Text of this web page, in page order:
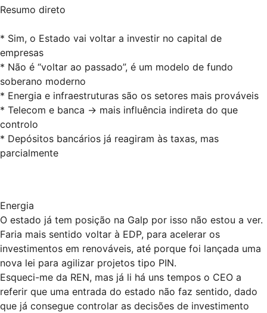
Resumo direto
* Sim, o Estado vai voltar a investir no capital de
empresas
* Não é “voltar ao passado”, é um modelo de fundo
soberano moderno
* Energia e infraestruturas são os setores mais prováveis
* Telecom e banca → mais influência indireta do que
controlo
* Depósitos bancários já reagiram às taxas, mas
parcialmente
Energia
O estado já tem posição na Galp por isso não estou a ver.
Faria mais sentido voltar à EDP, para acelerar os
investimentos em renováveis, até porque foi lançada uma
nova lei para agilizar projetos tipo PIN.
Esqueci-me da REN, mas já li há uns tempos o CEO a
referir que uma entrada do estado não faz sentido, dado
que já consegue controlar as decisões de investimento